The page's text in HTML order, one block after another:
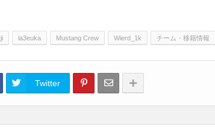
la3euka Mustang Crew Wierd_1k チーム・移籍情報
Twitter